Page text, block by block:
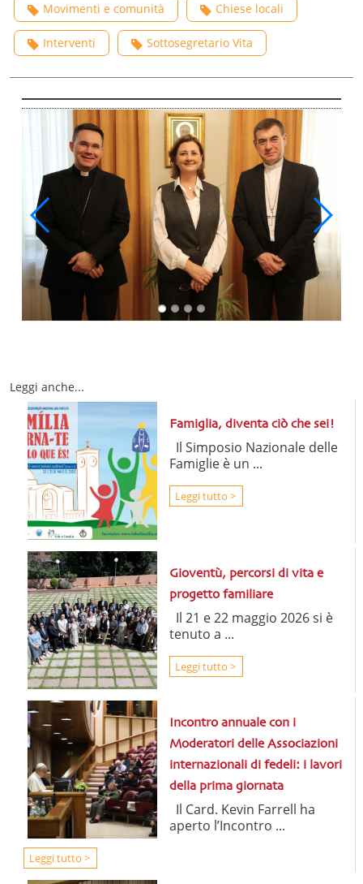
Movimenti e comunità Chiese locali
Interventi Sottosegretario Vita
Leggi anche...
Famiglia, diventa ciò che sei!
Il Simposio Nazionale delle
Famiglie è un ...
Leggi tutto >
Gioventù, percorsi di vita e
progetto familiare
Il 21 e 22 maggio 2026 si è
tenuto a ...
Leggi tutto >
Incontro annuale con i
Moderatori delle Associazioni
internazionali di fedeli: i lavori
della prima giornata
Il Card. Kevin Farrell ha
aperto l’Incontro ...
Leggi tutto >